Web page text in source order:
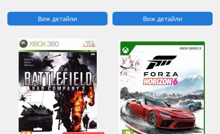
Виж детайли Виж детайли